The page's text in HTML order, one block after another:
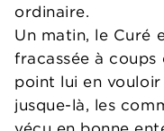
ordinaire.
Un matin, le Curé
fracassée à
point lui en
jusque-là, les